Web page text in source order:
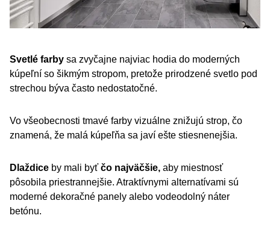
Svetlé farby sa zvyčajne najviac hodia do moderných
kúpeľní so šikmým stropom, pretože prirodzené svetlo pod
strechou býva často nedostatočné.
Vo všeobecnosti tmavé farby vizuálne znižujú strop, čo
znamená, že malá kúpeľňa sa javí ešte stiesnenejšia.
Dlaždice by mali byť čo najväčšie, aby miestnosť
pôsobila priestrannejšie. Atraktívnymi alternatívami sú
moderné dekoračné panely alebo vodeodolný náter
betónu.